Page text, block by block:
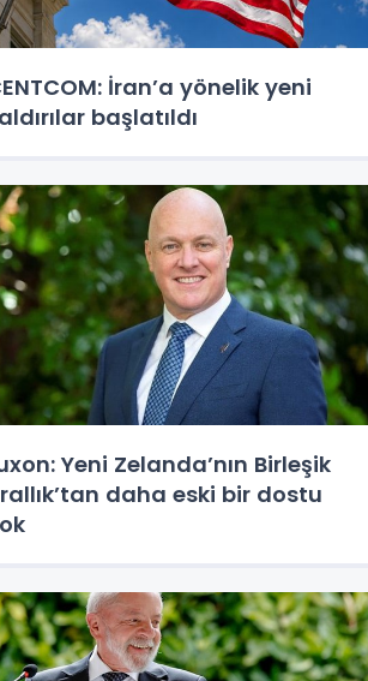
İran’a yönelik yeni
başlatıldı
Yeni Zelanda’nın Birleşik
daha eski bir dostu